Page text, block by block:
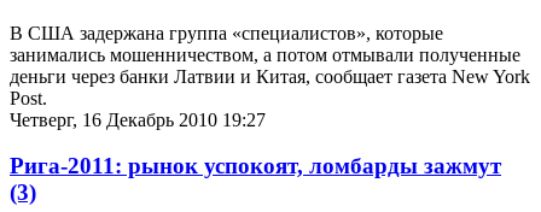
В США задержана группа «специалистов», которые
занимались мошенничеством, а потом отмывали полученные
деньги через банки Латвии и Китая, сообщает газета New York
Post.
Четверг, 16 Декабрь 2010 19:27
Рига-2011: рынок успокоят, ломбарды зажмут
(3)